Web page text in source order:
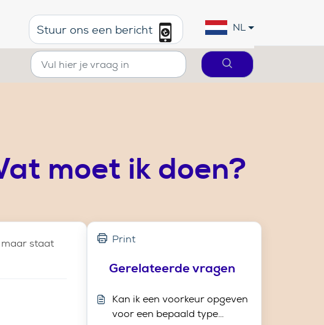
Stuur ons een bericht NL
moet ik doen?
maar staat
Print
Gerelateerde vragen
Kan ik een voorkeur opgeven
voor een bepaald type